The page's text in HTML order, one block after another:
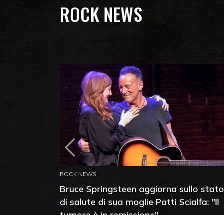
ROCK NEWS
ROCK NEWS
Bruce Springsteen aggiorna sullo stato
di salute di sua moglie Patti Scialfa: "Il